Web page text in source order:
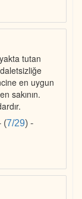
tutan
en uygun
sakının.
(7/29) -